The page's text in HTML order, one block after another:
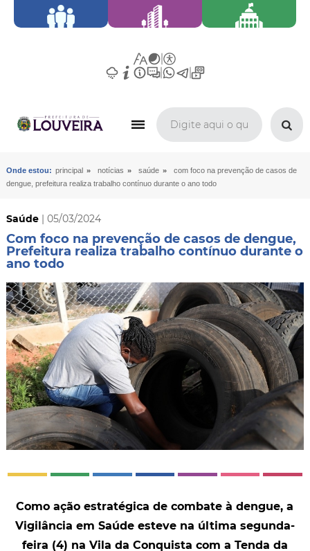
Onde estou: principal » notícias » saúde »
com foco na prevenção de casos de
dengue, prefeitura realiza trabalho contínuo durante o ano todo
Saúde| 05/03/2024
Com foco na prevenção de casos de dengue,
Prefeitura realiza trabalho contínuo durante o
ano todo
Como ação estratégica de combate à dengue, a
Vigilância em Saúde esteve na última segunda-
feira (4) na Vila da Conquista com a Tenda da